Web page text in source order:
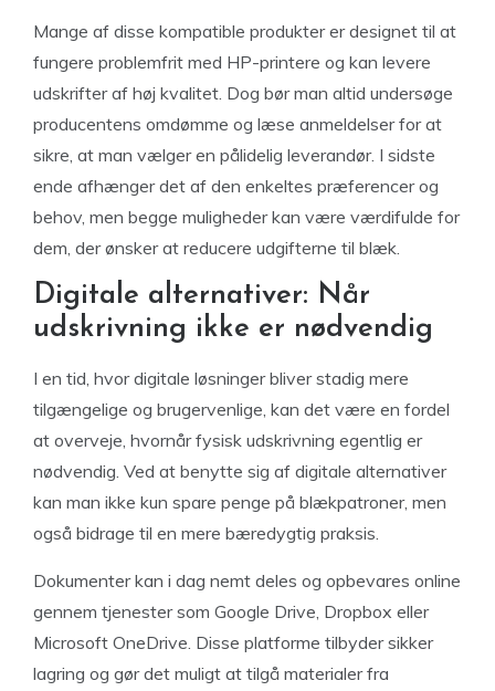
Mange af disse kompatible produkter er designet til at
fungere problemfrit med HP-printere og kan levere
udskrifter af høj kvalitet. Dog bør man altid undersøge
producentens omdømme og læse anmeldelser for at
sikre, at man vælger en pålidelig leverandør. I sidste
ende afhænger det af den enkeltes præferencer og
behov, men begge muligheder kan være værdifulde for
dem, der ønsker at reducere udgifterne til blæk.
Digitale alternativer: Når
udskrivning ikke er nødvendig
I en tid, hvor digitale løsninger bliver stadig mere
tilgængelige og brugervenlige, kan det være en fordel
at overveje, hvornår fysisk udskrivning egentlig er
nødvendig. Ved at benytte sig af digitale alternativer
kan man ikke kun spare penge på blækpatroner, men
også bidrage til en mere bæredygtig praksis.
Dokumenter kan i dag nemt deles og opbevares online
gennem tjenester som Google Drive, Dropbox eller
Microsoft OneDrive. Disse platforme tilbyder sikker
lagring og gør det muligt at tilgå materialer fra